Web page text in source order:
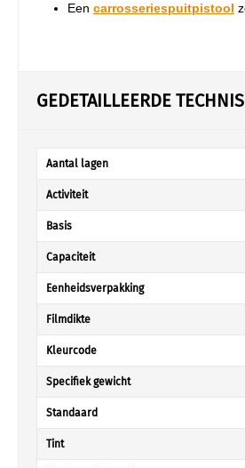
Een carrosseriespuitpistool
GEDETAILLEERDE
Aantal lagen
Activiteit
Basis
Capaciteit
Eenheidsverpakking
Filmdikte
Kleurcode
Specifiek gewicht
Standaard
Tint